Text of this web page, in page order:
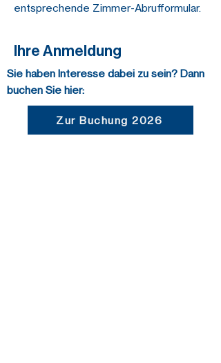
entsprechende Zimmer-Abrufformular.
Ihre Anmeldung
Sie haben Interesse dabei zu sein? Dann
buchen Sie hier:
Zur Buchung 2026